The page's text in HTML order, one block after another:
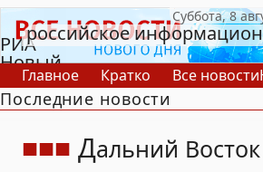
РИА
Новый
День
российское
Главное Кратко Все новости
В России
В мире
Последние новости
Дальний Восток